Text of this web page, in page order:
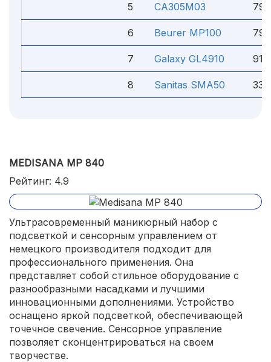
5
CA305M03
790
6 Beurer MP100
7 Galaxy GL4910 919
8 Sanitas SMA50
MEDISANA MP 840
Рейтинг: 4.9
Ультрасовременный маникюрный набор с
подсветкой и сенсорным управлением от
немецкого производителя подходит для
профессионального применения. Она
представляет собой стильное оборудование с
разнообразными насадками и лучшими
инновационными дополнениями. Устройство
оснащено яркой подсветкой, обеспечивающей
точечное свечение. Сенсорное управление
позволяет сконцентрироваться на своем
творчестве.